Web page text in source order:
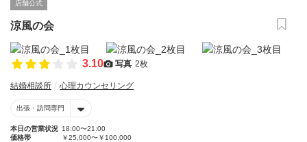
店舗公式
涼風の会
3.10 写真 2枚
結婚相談所 心理カウンセリング
出張・訪問専門
本日の営業状況 18:00〜21:00
価格帯
￥25,000〜￥100,000